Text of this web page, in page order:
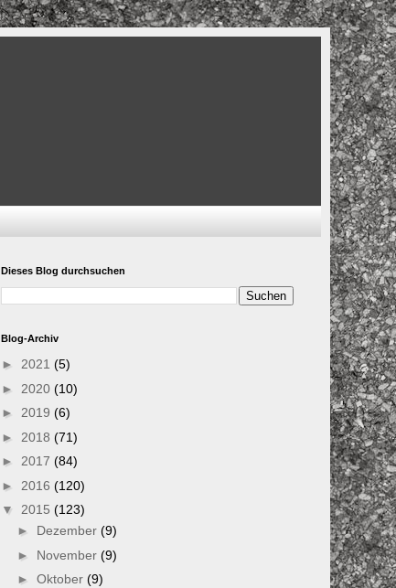
Dieses Blog durchsuchen
Blog-Archiv
► 2021 (5)
► 2020 (10)
► 2019 (6)
► 2018 (71)
► 2017 (84)
► 2016 (120)
▼ 2015 (123)
► Dezember (9)
► November (9)
► Oktober (9)